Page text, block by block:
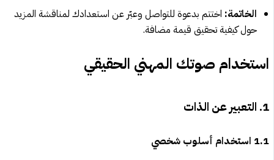
الخاتمة: اختتم بدعوة للتواصل وعبّر عن استعدادك لمناقشة المزيد
حول كيفية تحقيق قيمة مضافة.
استخدام صوتك المهني الحقيقي
1. التعبير عن الذات
1.1 استخدام أسلوب شخصي